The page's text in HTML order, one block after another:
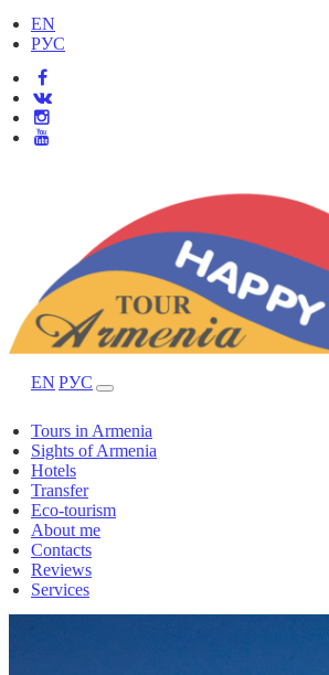
EN
РУС
EN РУС
Tours in Armenia
Sights of Armenia
Hotels
Transfer
Eco-tourism
About me
Contacts
Reviews
Services